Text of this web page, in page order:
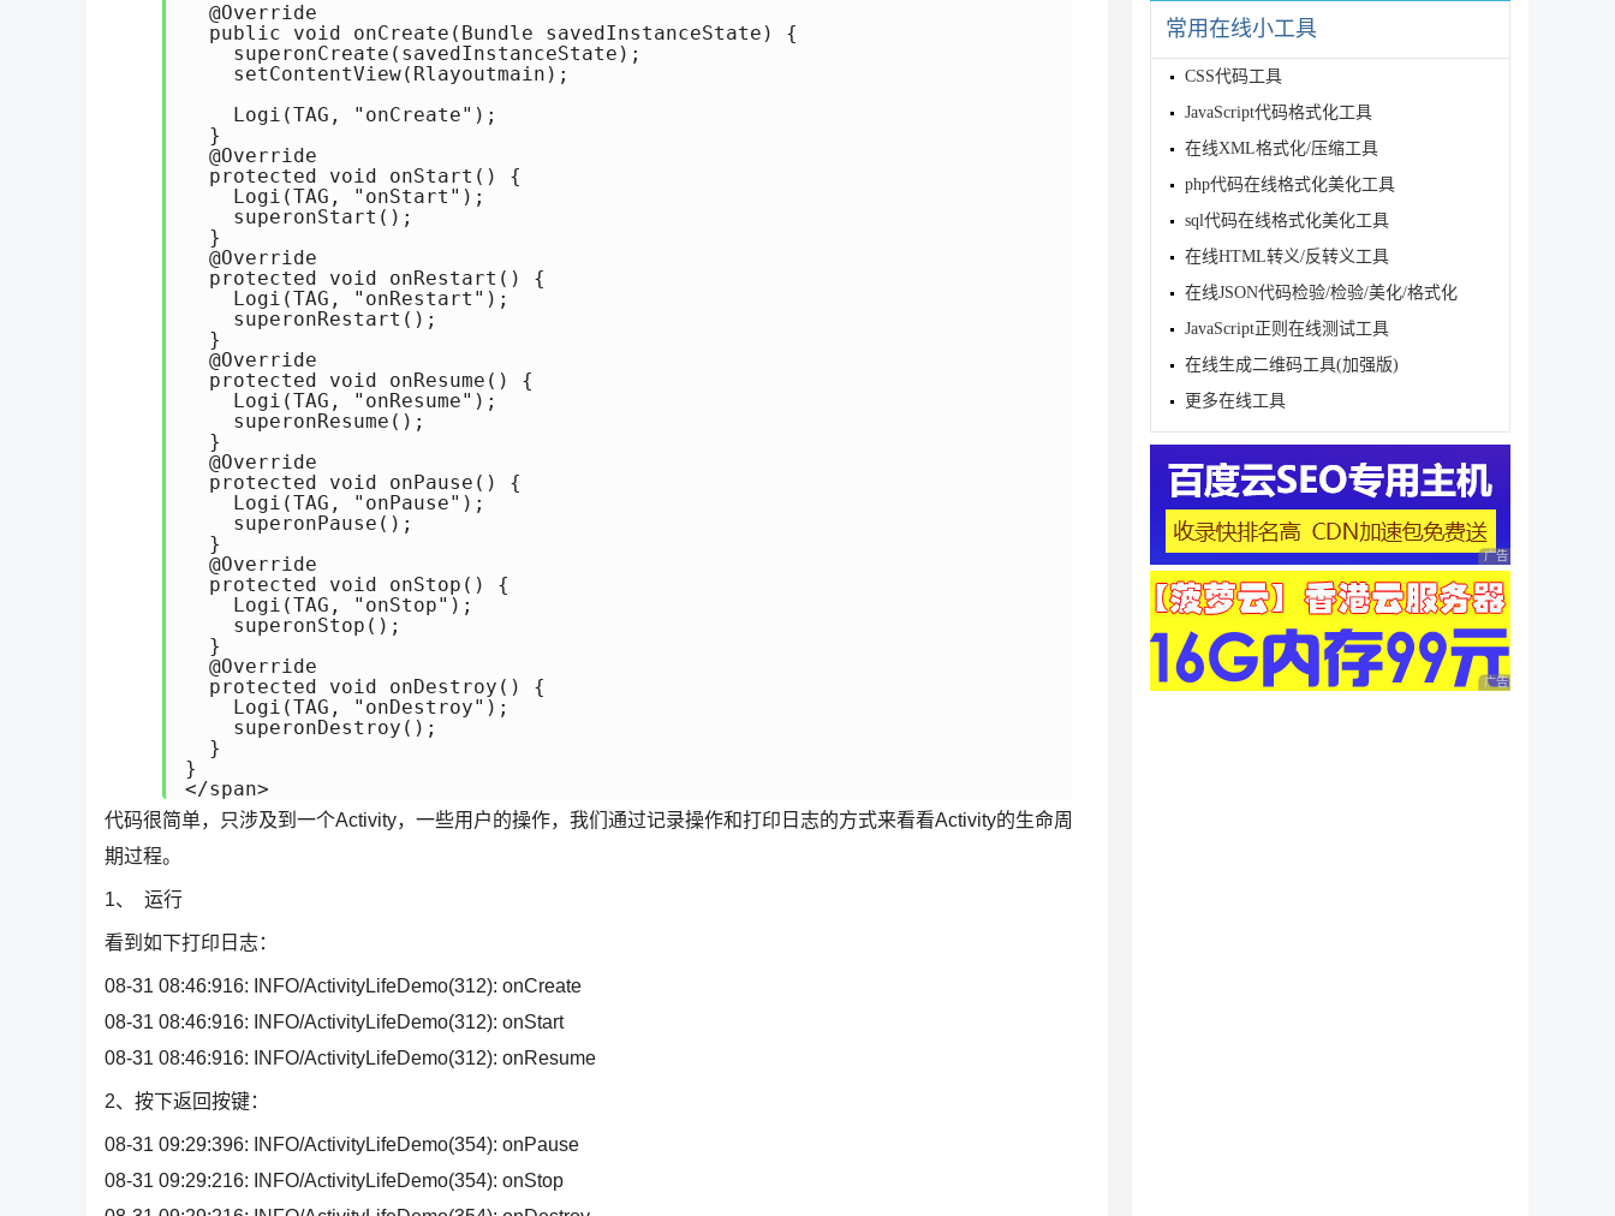
  @Override
  public void onCreate(Bundle savedInstanceState) {
    superonCreate(savedInstanceState);
    setContentView(Rlayoutmain);
    Logi(TAG, "onCreate");
  }
  @Override
  protected void onStart() {
    Logi(TAG, "onStart");
    superonStart();
  }
  @Override
  protected void onRestart() {
    Logi(TAG, "onRestart");
    superonRestart();
  }
  @Override
  protected void onResume() {
    Logi(TAG, "onResume");
    superonResume();
  }
  @Override
  protected void onPause() {
    Logi(TAG, "onPause");
    superonPause();
  }
  @Override
  protected void onStop() {
    Logi(TAG, "onStop");
    superonStop();
  }
  @Override
  protected void onDestroy() {
    Logi(TAG, "onDestroy");
    superonDestroy();
  }
}
代码很简单，只涉及到一个Activity，一些用户的操作，我们通过记录操作和打印日志的方式来看看Activity的生命周
期过程。
1、 运行
看到如下打印日志：
08-31 08:46:916: INFO/ActivityLifeDemo(312): onCreate
08-31 08:46:916: INFO/ActivityLifeDemo(312): onStart
08-31 08:46:916: INFO/ActivityLifeDemo(312): onResume
2、按下返回按键：
08-31 09:29:396: INFO/ActivityLifeDemo(354): onPause
08-31 09:29:216: INFO/ActivityLifeDemo(354): onStop
常用在线小工具
CSS代码工具
JavaScript代码格式化工具
在线XML格式化/压缩工具
php代码在线格式化美化工具
sql代码在线格式化美化工具
在线HTML转义/反转义工具
在线JSON代码检验/检验/美化/格式化
JavaScript正则在线测试工具
在线生成二维码工具(加强版)
更多在线工具
广告 商业广告，理性
广告 商业广告，理性